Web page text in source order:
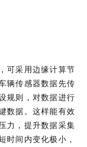
可采用边缘计算节
辆传感器数据先传
规则，对数据进行
数据。这样能有效
力，提升数据采集
时间内变化极小，